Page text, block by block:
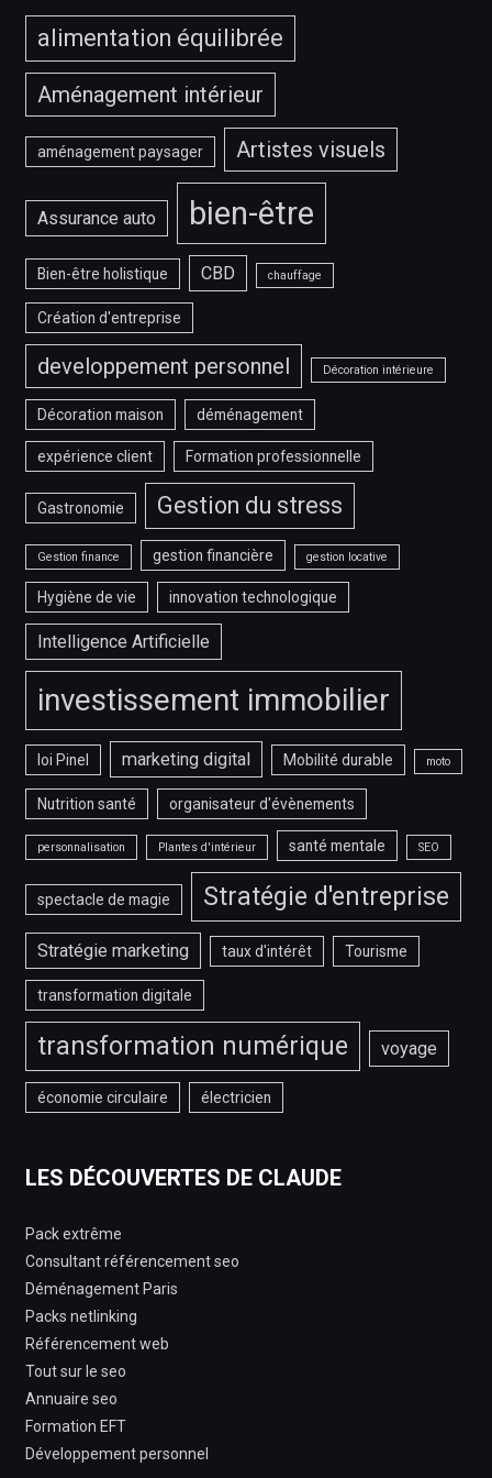
alimentation équilibrée
Aménagement intérieur
aménagement paysager Artistes visuels
Assurance auto bien-être
Bien-être holistique CBD chauffage
Création d'entreprise
developpement personnel Décoration intérieure
Décoration maison déménagement
expérience client Formation professionnelle
Gastronomie Gestion du stress
Gestion finance gestion financière gestion locative
Hygiène de vie innovation technologique
Intelligence Artificielle
investissement immobilier
loi Pinel marketing digital Mobilité durable moto
Nutrition santé organisateur d'évènements
personnalisation Plantes d'intérieur santé mentale SEO
spectacle de magie Stratégie d'entreprise
Stratégie marketing taux d'intérêt Tourisme
transformation digitale
transformation numérique voyage
économie circulaire électricien
LES DÉCOUVERTES DE CLAUDE
Pack extrême
Consultant référencement seo
Déménagement Paris
Packs netlinking
Référencement web
Tout sur le seo
Annuaire seo
Formation EFT
Développement personnel